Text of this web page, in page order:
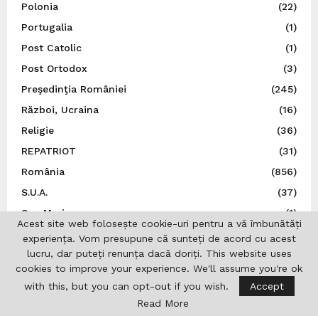
Polonia
(22)
Portugalia
(1)
Post Catolic
(1)
Post Ortodox
(3)
Preşedinţia României
(245)
Război, Ucraina
(16)
Religie
(36)
REPATRIOT
(31)
România
(856)
S.U.A.
(37)
San Marino
(1)
Sănătate
(6)
Sărbătoare românească
(5)
Sărbători
(7)
Senatul României
(9)
Acest site web folosește cookie-uri pentru a vă îmbunătăți
experiența. Vom presupune că sunteți de acord cu acest
lucru, dar puteți renunța dacă doriți. This website uses
cookies to improve your experience. We'll assume you're ok
with this, but you can opt-out if you wish.
Accept
Read More